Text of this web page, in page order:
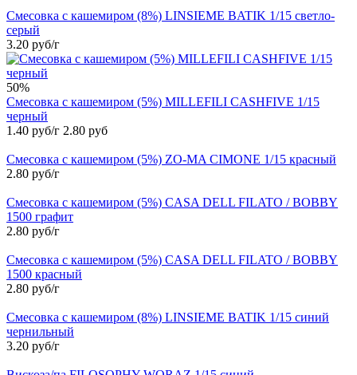
Смесовка с кашемиром (8%) LINSIEME BATIK 1/15 светло-
серый
3.20 руб/г
50%
Смесовка с кашемиром (5%) MILLEFILI CASHFIVE 1/15
черный
1.40 руб/г 2.80 руб
Смесовка с кашемиром (5%) ZO-MA CIMONE 1/15 красный
2.80 руб/г
Смесовка с кашемиром (5%) CASA DELL FILATO / BOBBY
1500 графит
2.80 руб/г
Смесовка с кашемиром (5%) CASA DELL FILATO / BOBBY
1500 красный
2.80 руб/г
Смесовка с кашемиром (8%) LINSIEME BATIK 1/15 синий
чернильный
3.20 руб/г